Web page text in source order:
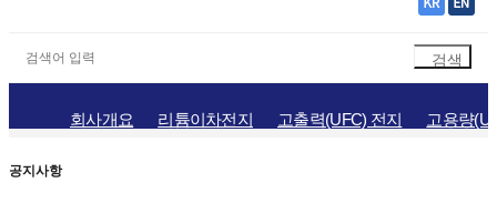
회사개요 리튬이차전지 고출력(UFC) 전지 고용량
공지사항